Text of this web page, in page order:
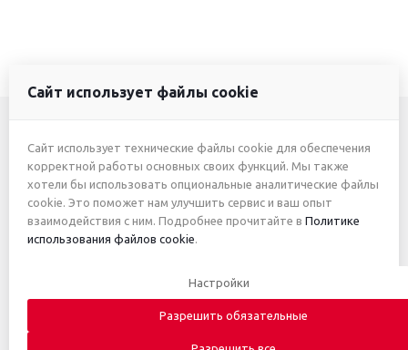
+7 (3412) 46-7777
+7 (912) 746-00-77
Приведённые цены и характеристики товаров носят
исключительно ознакомительный характер и не являются
публичной офертой. Автоматическое письмо с информацией о
получении заказа не является основанием для заключения
Сайт использует файлы cookie
Сайт использует технические файлы cookie для обеспечения
корректной работы основных своих функций. Мы также
хотели бы использовать опциональные аналитические файлы
cookie. Это поможет нам улучшить сервис и ваш опыт
взаимодействия с ним. Подробнее прочитайте в Политике
использования файлов cookie.
Настройки
Разрешить обязательные